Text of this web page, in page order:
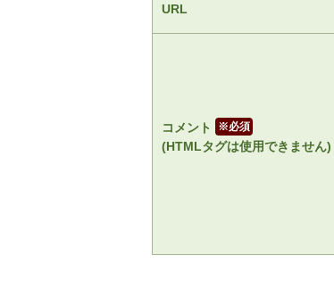
URL
コメント
※
(HTMLタグは使用できません)